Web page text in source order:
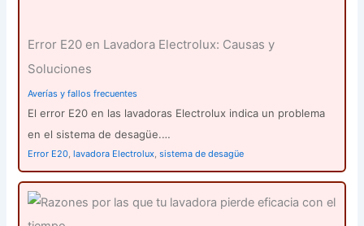
Error E20 en Lavadora Electrolux: Causas y
Soluciones
Averías y fallos frecuentes
El error E20 en las lavadoras Electrolux indica un problema
en el sistema de desagüe.…
Error E20,lavadora Electrolux,sistema de desagüe